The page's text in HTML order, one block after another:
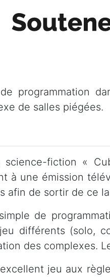
programmation
de salles piégées.
fiction «
à une émission
afin de sortir de ce
de
différents (solo,
des complexes.
jeu aux